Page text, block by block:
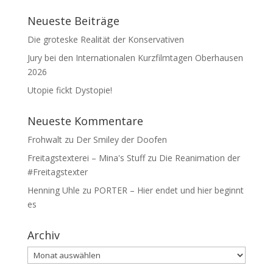
Neueste Beiträge
Die groteske Realität der Konservativen
Jury bei den Internationalen Kurzfilmtagen Oberhausen
2026
Utopie fickt Dystopie!
Neueste Kommentare
Frohwaltzu Der Smiley der Doofen
Freitagstexterei – Mina's Stuffzu Die Reanimation der
#Freitagstexter
Henning Uhle zu PORTER – Hier endet und hier beginnt
es
Archiv
Archiv